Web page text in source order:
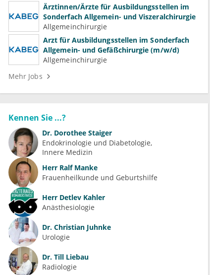
Ärztinnen/Ärzte für Ausbildungsstellen im
Sonderfach Allgemein- und Viszeralchirurgie
Allgemeinchirurgie
Arzt für Ausbildungsstellen im Sonderfach
Allgemein- und Gefäßchirurgie (m/w/d)
Allgemeinchirurgie
Mehr Jobs
Kennen Sie ...?
Dr. Dorothee Staiger
Endokrinologie und Diabetologie
Innere Medizin
Herr Ralf Manke
Frauenheilkunde und Geburtshilfe
Herr Detlev Kahler
Anästhesiologie
Dr. Christian Juhnke
Urologie
Dr. Till Liebau
Radiologie